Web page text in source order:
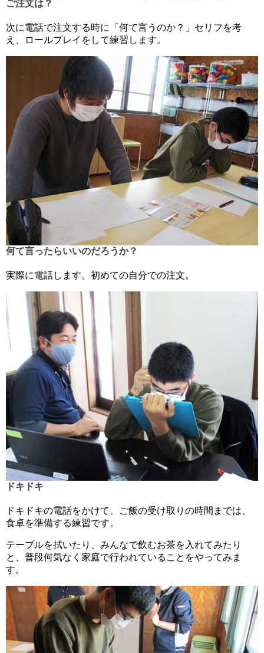
ご注文は？
次に電話で注文する時に「何て言うのか？」セリフを考
え、ロールプレイをして練習します。
何て言ったらいいのだろうか？
実際に電話します。初めての自分での注文。
ドキドキ
ドキドキの電話をかけて、ご飯の受け取りの時間までは、
食卓を準備する練習です。
テーブルを拭いたり、みんなで飲むお茶を入れてみたり
と、普段何気なく家庭で行われていることをやってみま
す。